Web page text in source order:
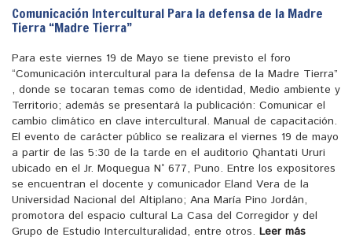
Comunicación Intercultural Para la defensa de la Madre
Tierra “Madre Tierra”
Para este viernes 19 de Mayo se tiene previsto el foro
“Comunicación intercultural para la defensa de la Madre Tierra”
, donde se tocaran temas como de identidad, Medio ambiente y
Territorio; además se presentará la publicación: Comunicar el
cambio climático en clave intercultural. Manual de capacitación.
El evento de carácter público se realizara el viernes 19 de mayo
a partir de las 5:30 de la tarde en el auditorio Qhantati Ururi
ubicado en el Jr. Moquegua N° 677, Puno. Entre los expositores
se encuentran el docente y comunicador Eland Vera de la
Universidad Nacional del Altiplano; Ana María Pino Jordán,
promotora del espacio cultural La Casa del Corregidor y del
Grupo de Estudio Interculturalidad, entre otros. Leer más